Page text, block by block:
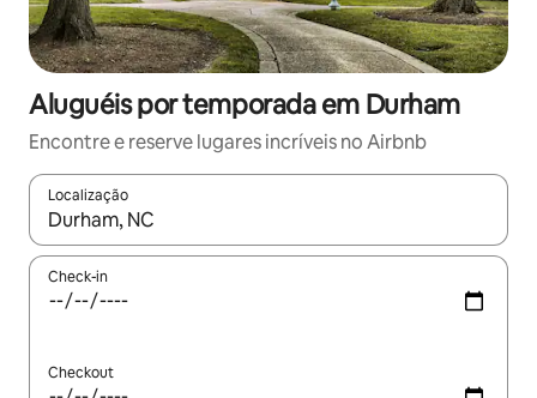
Aluguéis por temporada em Durham
Encontre e reserve lugares incríveis no Airbnb
Localização
Quando os resultados estiverem disponíveis, explore-os
Check-in
Checkout